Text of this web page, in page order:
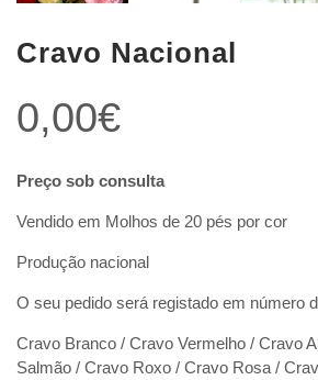
Cravo Nacional
0,00€
Preço sob consulta
Vendido em Molhos de 20 pés por cor
Produção nacional
O seu pedido será registado em número
Cravo Branco / Cravo Vermelho / Cravo
Salmão / Cravo Roxo / Cravo Rosa /